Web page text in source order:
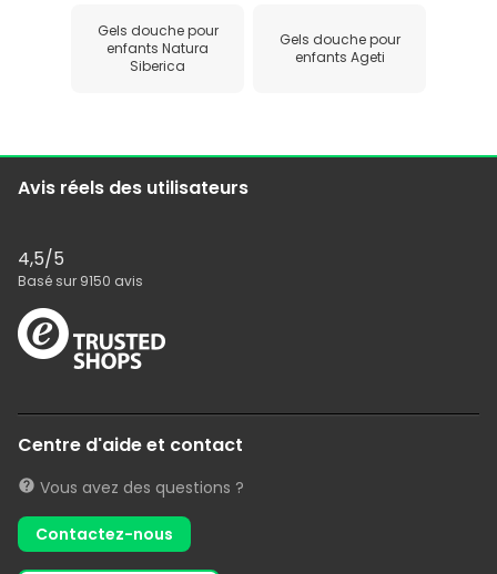
Gels douche pour
enfants Natura
Siberica
Gels douche pour
enfants Ageti
Avis réels des utilisateurs
4,5/5
Basé sur 9150 avis
Centre d'aide et contact
Vous avez des questions ?
Contactez-nous